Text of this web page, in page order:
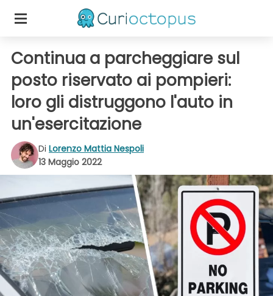
Continua a parcheggiare sul
posto riservato ai pompieri:
loro gli distruggono l'auto in
un'esercitazione
Di Lorenzo Mattia Nespoli
13 Maggio 2022